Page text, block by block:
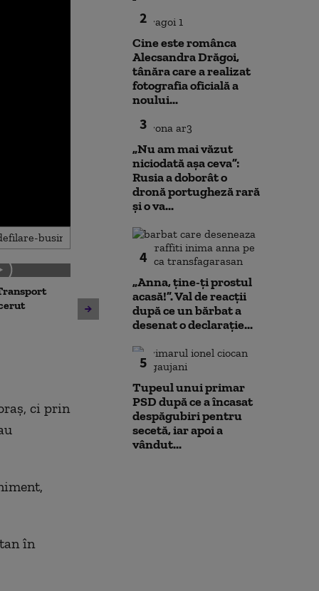
Avertisment de la Bruxelles
după scandalul centralelor
pe cărbune: „Blocarea
angajamentelor din PNRR
poate avea consecințe
Noua lege a
deschide
Nu poți
ci prin
în
2
Cine este românca
Alecsandra Drăgoi,
tânăra care a realizat
fotografia oficială a
noului...
3
„Nu am mai văzut
niciodată așa ceva”:
Rusia a doborât o
dronă portugheză rară
și o va...
4
„Anna, ţine-ţi prostul
acasă!”. Val de reacții
după ce un bărbat a
desenat o declarație...
5
Tupeul unui primar
PSD după ce a încasat
despăgubiri pentru
secetă, iar apoi a
vândut...